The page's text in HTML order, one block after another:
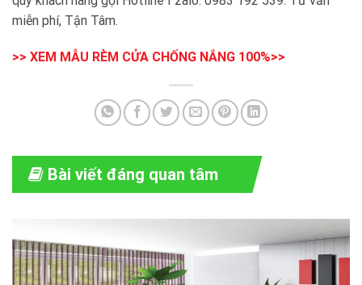
miễn phí, Tận Tâm.
>> XEM MẪU RÈM CỬA CHỐNG NẮNG 100%>>
Bài viết đáng quan tâm